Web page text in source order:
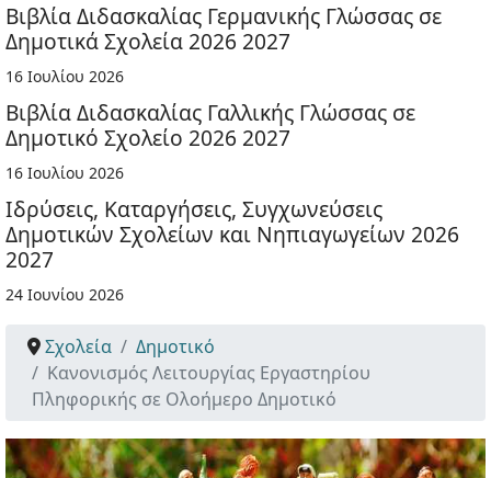
Βιβλία Διδασκαλίας Γερμανικής Γλώσσας σε
Δημοτικά Σχολεία 2026 2027
16 Ιουλίου 2026
Βιβλία Διδασκαλίας Γαλλικής Γλώσσας σε
Δημοτικό Σχολείο 2026 2027
16 Ιουλίου 2026
Ιδρύσεις, Καταργήσεις, Συγχωνεύσεις
Δημοτικών Σχολείων και Νηπιαγωγείων 2026
2027
24 Ιουνίου 2026
Σχολεία
Δημοτικό
Κανονισμός Λειτουργίας Εργαστηρίου
Πληφορικής σε Ολοήμερο Δημοτικό